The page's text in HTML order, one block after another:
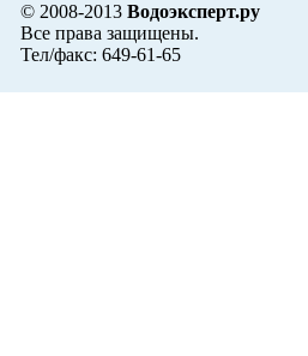
© 2008-2013 Водоэксперт.ру
Все права защищены.
Тел/факс: 649-61-65